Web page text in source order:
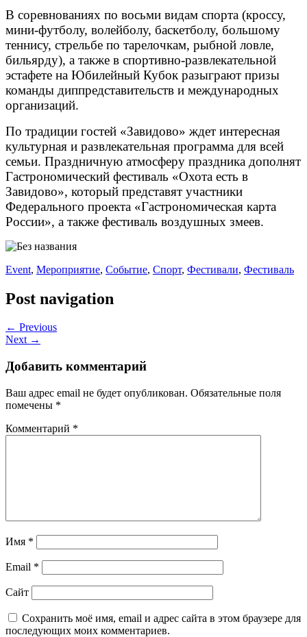
В соревнованиях по восьми видам спорта (кроссу,
мини-футболу, волейболу, баскетболу, большому
теннису, стрельбе по тарелочкам, рыбной ловле,
бильярду), а также в спортивно-развлекательной
эстафете на Юбилейный Кубок разыграют призы
команды диппредставительств и международных
организаций.
По традиции гостей «Завидово» ждет интересная
культурная и развлекательная программа для всей
семьи. Праздничную атмосферу праздника дополнят
Гастрономический фестиваль «Охота есть в
Завидово», который представят участники
Федерального проекта «Гастрономическая карта
России», а также фестиваль воздушных змеев.
Event, Мероприятие, Событие, Спорт, Фестивали, Фестиваль
Post navigation
← Previous
Next →
Добавить комментарий
Ваш адрес email не будет опубликован. Обязательные поля
помечены *
Комментарий *
Имя *
Email *
Сайт
Сохранить моё имя, email и адрес сайта в этом браузере для
последующих моих комментариев.